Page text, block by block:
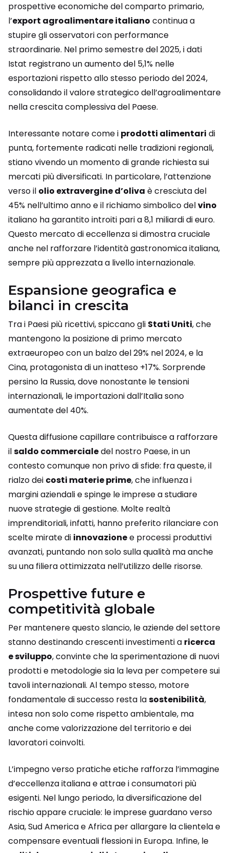
prospettive economiche del comparto primario,
l’export agroalimentare italiano continua a
stupire gli osservatori con performance
straordinarie. Nel primo semestre del 2025, i dati
Istat registrano un aumento del 5,1% nelle
esportazioni rispetto allo stesso periodo del 2024,
consolidando il valore strategico dell’agroalimentare
nella crescita complessiva del Paese.
Interessante notare come i prodotti alimentari di
punta, fortemente radicati nelle tradizioni regionali,
stiano vivendo un momento di grande richiesta sui
mercati più diversificati. In particolare, l’attenzione
verso il olio extravergine d’oliva è cresciuta del
45% nell’ultimo anno e il richiamo simbolico delvino
italiano ha garantito introiti pari a 8,1 miliardi di euro.
Questo mercato di eccellenza si dimostra cruciale
anche nel rafforzare l’identità gastronomica italiana,
sempre più apprezzata a livello internazionale.
Espansione geografica e
bilanci in crescita
Tra i Paesi più ricettivi, spiccano gli Stati Uniti, che
mantengono la posizione di primo mercato
extraeuropeo con un balzo del 29% nel 2024, e la
Cina, protagonista di un inatteso +17%. Sorprende
persino la Russia, dove nonostante le tensioni
internazionali, le importazioni dall’Italia sono
aumentate del 40%.
Questa diffusione capillare contribuisce a rafforzare
ilsaldo commercialedel nostro Paese, in un
contesto comunque non privo di sfide: fra queste, il
rialzo dei costi materie prime, che influenza i
margini aziendali e spinge le imprese a studiare
nuove strategie di gestione. Molte realtà
imprenditoriali, infatti, hanno preferito rilanciare con
scelte mirate di innovazionee processi produttivi
avanzati, puntando non solo sulla qualità ma anche
su una filiera ottimizzata nell’utilizzo delle risorse.
Prospettive future e
competitività globale
Per mantenere questo slancio, le aziende del settore
stanno destinando crescenti investimenti a ricerca
e sviluppo, convinte che la sperimentazione di nuovi
prodotti e metodologie sia la leva per competere sui
tavoli internazionali. Al tempo stesso, motore
fondamentale di successo resta lasostenibilità,
intesa non solo come rispetto ambientale, ma
anche come valorizzazione del territorio e dei
lavoratori coinvolti.
L’impegno verso pratiche etiche rafforza l’immagine
d’eccellenza italiana e attrae i consumatori più
esigenti. Nel lungo periodo, la diversificazione del
rischio appare cruciale: le imprese guardano verso
Asia, Sud America e Africa per allargare la clientela e
compensare eventuali flessioni in Europa. Infine, le